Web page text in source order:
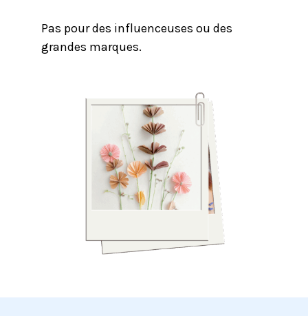
Pas pour des influenceuses ou des
grandes marques.